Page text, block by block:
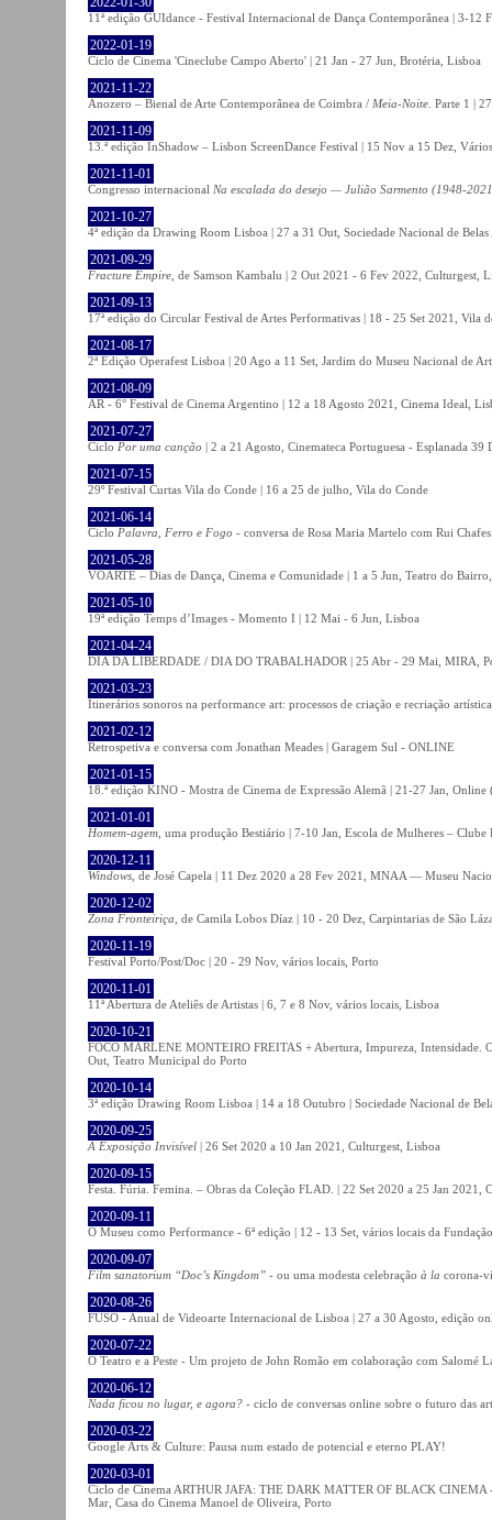
11ª edição GUIdance - Festival Internacional de Dança Contemporânea | 3-12
2022-01-19
Ciclo de Cinema 'Cineclube Campo Aberto' | 21 Jan - 27 Jun, Brotéria, Lisboa
2021-11-22
Anozero – Bienal de Arte Contemporânea de Coimbra / Meia-Noite . Parte 1 |
2021-11-09
13.ª edição InShadow – Lisbon ScreenDance Festival | 15 Nov a 15 Dez,
2021-11-01
Congresso internacional Na escalada do desejo — Julião Sarmento (1948-
2021-10-27
4ª edição da Drawing Room Lisboa | 27 a 31 Out, Sociedade Nacional de
2021-09-29
Fracture Empire , de Samson Kambalu | 2 Out 2021 - 6 Fev 2022, Culturgest,
2021-09-13
17ª edição do Circular Festival de Artes Performativas | 18 - 25 Set 2021, Vila
2021-08-17
2ª Edição Operafest Lisboa | 20 Ago a 11 Set, Jardim do Museu Nacional de
2021-08-09
AR - 6° Festival de Cinema Argentino | 12 a 18 Agosto 2021, Cinema Ideal,
2021-07-27
Ciclo Por uma canção | 2 a 21 Agosto, Cinemateca Portuguesa - Esplanada 39
2021-07-15
29º Festival Curtas Vila do Conde | 16 a 25 de julho, Vila do Conde
2021-06-14
Ciclo Palavra, Ferro e Fogo - conversa de Rosa Maria Martelo com Rui
2021-05-28
VOARTE – Dias de Dança, Cinema e Comunidade | 1 a 5 Jun, Teatro do
2021-05-10
19ª edição Temps d’Images - Momento I | 12 Mai - 6 Jun, Lisboa
2021-04-24
DIA DA LIBERDADE / DIA DO TRABALHADOR | 25 Abr - 29 Mai, MIRA,
2021-03-23
Itinerários sonoros na performance art: processos de criação e recriação
2021-02-12
Retrospetiva e conversa com Jonathan Meades | Garagem Sul - ONLINE
2021-01-15
18.ª edição KINO - Mostra de Cinema de Expressão Alemã | 21-27 Jan,
2021-01-01
Homem-agem , uma produção Bestiário | 7-10 Jan, Escola de Mulheres – Clube
2020-12-11
Windows , de José Capela | 11 Dez 2020 a 28 Fev 2021, MNAA — Museu
2020-12-02
Zona Fronteiriça , de Camila Lobos Díaz | 10 - 20 Dez, Carpintarias de São
2020-11-19
Festival Porto/Post/Doc | 20 - 29 Nov, vários locais, Porto
2020-11-01
11ª Abertura de Ateliês de Artistas | 6, 7 e 8 Nov, vários locais, Lisboa
2020-10-21
FOCO MARLENE MONTEIRO FREITAS + Abertura, Impureza, Intensidade.
Out, Teatro Municipal do Porto
2020-10-14
3ª edição Drawing Room Lisboa | 14 a 18 Outubro | Sociedade Nacional de
2020-09-25
A Exposição Invisível | 26 Set 2020 a 10 Jan 2021, Culturgest, Lisboa
2020-09-15
Festa. Fúria. Femina. – Obras da Coleção FLAD. | 22 Set 2020 a 25 Jan
2020-09-11
O Museu como Performance - 6ª edição | 12 - 13 Set, vários locais da
2020-09-07
Film sanatorium “Doc’s Kingdom” - ou uma modesta celebração à la corona-
2020-08-26
FUSO - Anual de Videoarte Internacional de Lisboa | 27 a 30 Agosto, edição
2020-07-22
O Teatro e a Peste - Um projeto de John Romão em colaboração com Salomé
2020-06-12
Nada ficou no lugar, e agora? - ciclo de conversas online sobre o futuro das
2020-03-22
Google Arts & Culture: Pausa num estado de potencial e eterno PLAY!
2020-03-01
Ciclo de Cinema ARTHUR JAFA: THE DARK MATTER OF BLACK
Mar, Casa do Cinema Manoel de Oliveira, Porto